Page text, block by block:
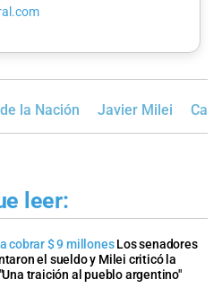
la Nación Javier Milei
leer:
cobrar $ 9 millones Los senadores
el sueldo y Milei criticó la
traición al pueblo argentino"